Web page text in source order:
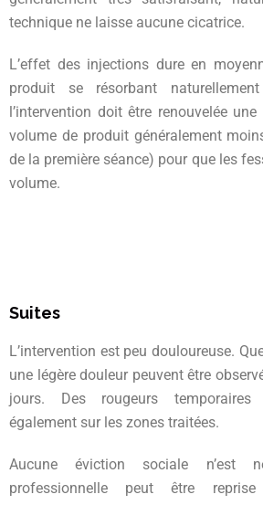
technique ne laisse aucune cicatrice.
L’effet des injections dure en
produit se résorbant
l’intervention doit être renouvelée
volume de produit généralement
de la première séance) pour que les
volume.
Suites
L’intervention est peu douloureuse.
une légère douleur peuvent être
jours. Des rougeurs temporaires
également sur les zones traitées.
Aucune éviction sociale n’est
professionnelle peut être